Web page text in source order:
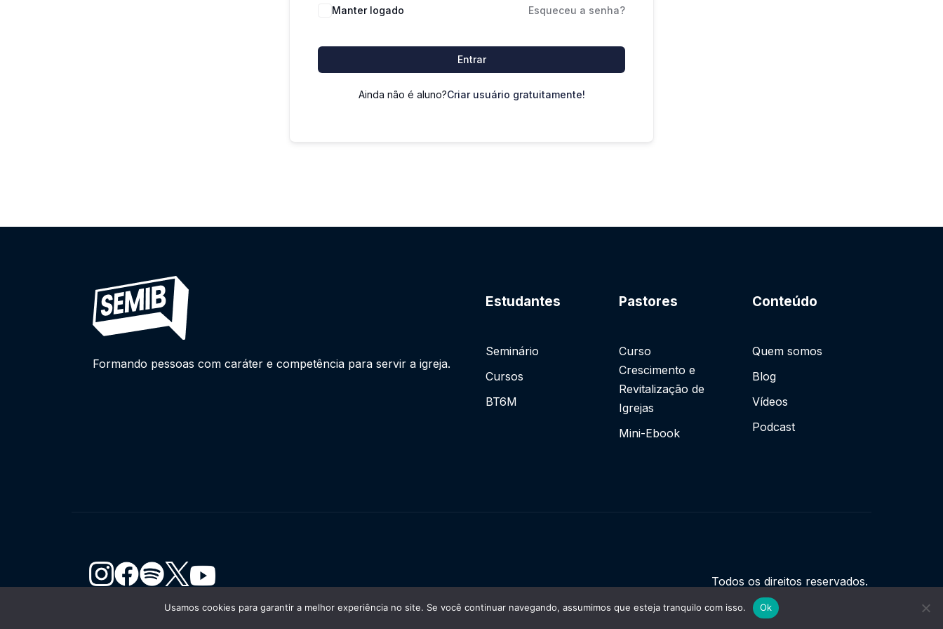
Manter logado Esqueceu a senha?
Entrar
Ainda não é aluno?Criar usuário gratuitamente!
Formando pessoas com caráter e competência para servir a igreja.
Estudantes
Seminário
Cursos
BT6M
Pastores
Curso
Crescimento e
Revitalização de
Igrejas
Mini-Ebook
Conteúdo
Quem somos
Blog
Vídeos
Podcast
Todos os direitos reservados.
Usamos cookies para garantir a melhor experiência no site. Se você continuar navegando, assumimos que esteja tranquilo com isso. Ok